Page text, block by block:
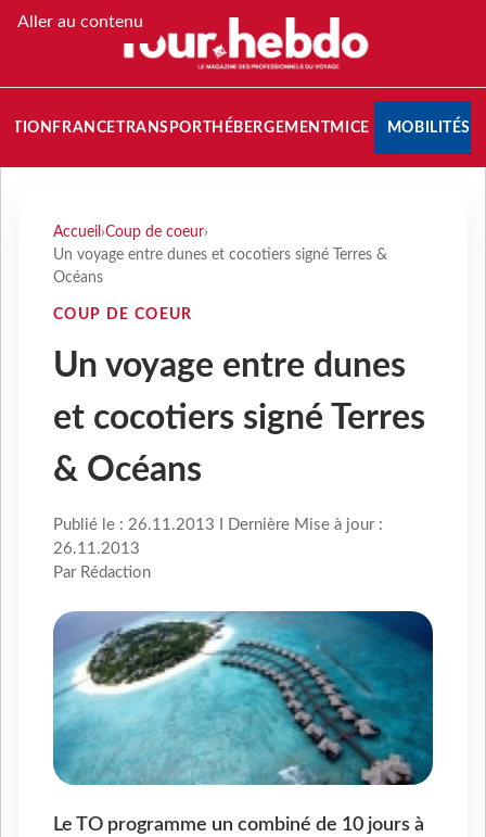
Aller au contenu
FRANCETRANSPORT HÉBERGEMENTMICE MOBILITÉS
Accueil ›Coup de coeur›
Un voyage entre dunes et cocotiers signé Terres &
Océans
COUP DE COEUR
Un voyage entre dunes
et cocotiers signé Terres
& Océans
Publié le : 26.11.2013 I Dernière Mise à jour :
26.11.2013
Par Rédaction
Le TO programme un combiné de 10 jours à